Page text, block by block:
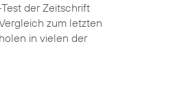
der Zeitschrift
zum letzten
in vielen der